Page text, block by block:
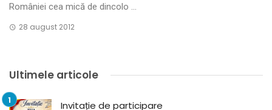
României cea mică de dincolo ...
28 august 2012
Ultimele articole
Invitație de participare